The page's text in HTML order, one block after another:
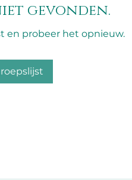
gevonden.
en probeer het opnieuw.